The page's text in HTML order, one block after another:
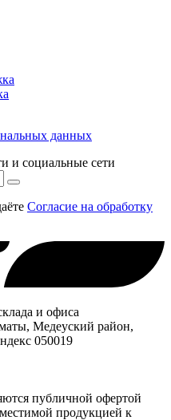
данных
и социальные сети
Согласие на обработку
и офиса
Медеуский район,
050019
публичной офертой
продукцией к